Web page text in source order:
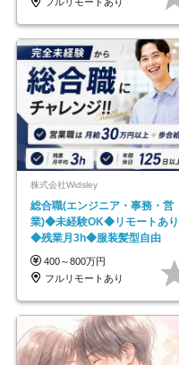
株式会社Widsley
総合職(エンジニア・事務・営
業)◆未経験OK◆リモートあり
◆残業月3h◆服装髪型自由
400～800万円
フルリモートあり